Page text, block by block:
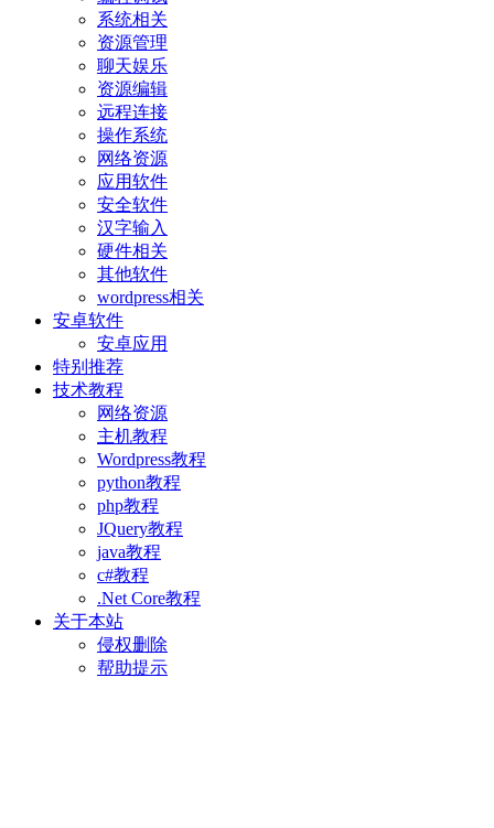
系统相关
资源管理
聊天娱乐
资源编辑
远程连接
操作系统
网络资源
应用软件
安全软件
汉字输入
硬件相关
其他软件
wordpress相关
安卓软件
安卓应用
特别推荐
技术教程
网络资源
主机教程
Wordpress教程
python教程
php教程
JQuery教程
java教程
c#教程
.Net Core教程
关于本站
侵权删除
帮助提示